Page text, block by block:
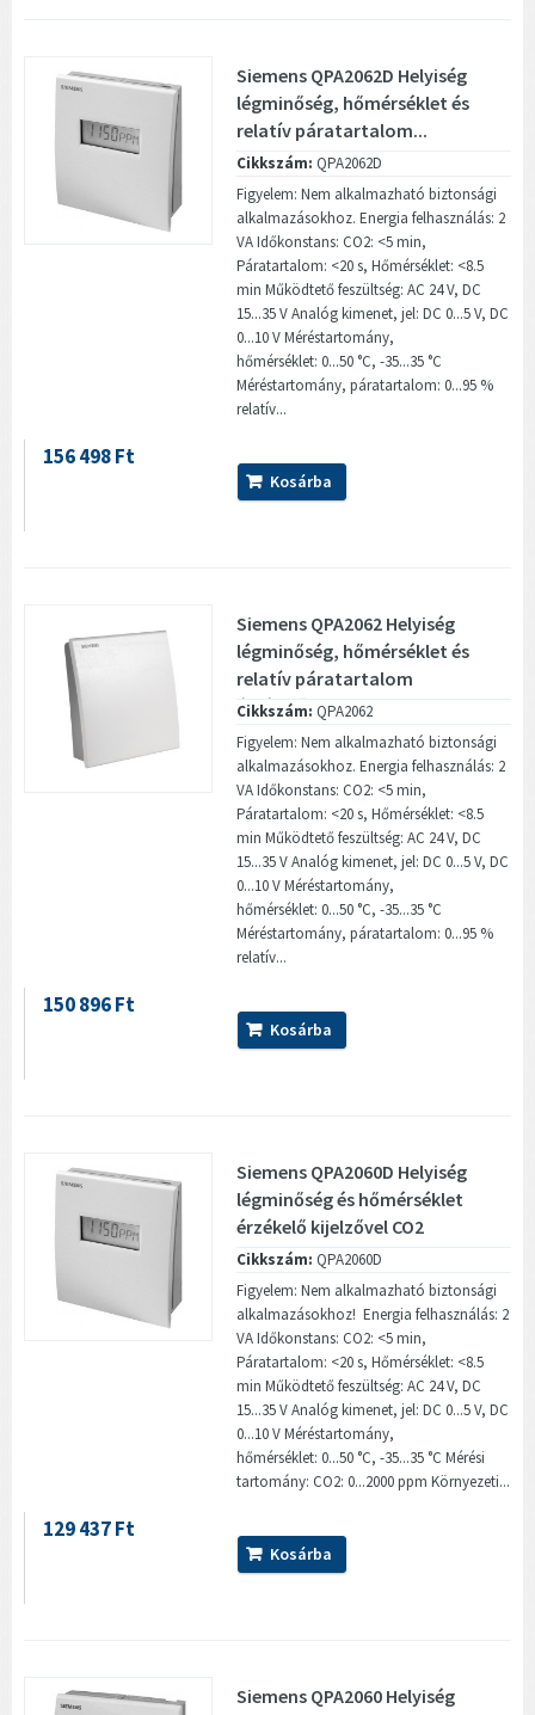
Siemens QPA2062D Helyiség
légminőség, hőmérséklet és
relatív páratartalom...
Cikkszám: QPA2062D
Figyelem: Nem alkalmazható biztonsági
alkalmazásokhoz. Energia felhasználás: 2
VA Időkonstans: CO2: <5 min,
Páratartalom: <20 s, Hőmérséklet: <8.5
min Működtető feszültség: AC 24 V, DC
15...35 V Analóg kimenet, jel: DC 0...5 V, DC
0...10 V Méréstartomány,
hőmérséklet: 0...50 °C, -35...35 °C
Méréstartomány, páratartalom: 0...95 %
relatív...
156 498 Ft
Kosárba
Siemens QPA2062 Helyiség
légminőség, hőmérséklet és
relatív páratartalom
érzékelő...
Cikkszám: QPA2062
Figyelem: Nem alkalmazható biztonsági
alkalmazásokhoz. Energia felhasználás: 2
VA Időkonstans: CO2: <5 min,
Páratartalom: <20 s, Hőmérséklet: <8.5
min Működtető feszültség: AC 24 V, DC
15...35 V Analóg kimenet, jel: DC 0...5 V, DC
0...10 V Méréstartomány,
hőmérséklet: 0...50 °C, -35...35 °C
Méréstartomány, páratartalom: 0...95 %
relatív...
150 896 Ft
Kosárba
Siemens QPA2060D Helyiség
légminőség és hőmérséklet
érzékelő kijelzővel CO2
Cikkszám: QPA2060D
Figyelem: Nem alkalmazható biztonsági
alkalmazásokhoz! Energia felhasználás: 2
VA Időkonstans: CO2: <5 min,
Páratartalom: <20 s, Hőmérséklet: <8.5
min Működtető feszültség: AC 24 V, DC
15...35 V Analóg kimenet, jel: DC 0...5 V, DC
0...10 V Méréstartomány,
hőmérséklet: 0...50 °C, -35...35 °C Mérési
tartomány: CO2: 0...2000 ppm Környezeti...
129 437 Ft
Kosárba
Siemens QPA2060 Helyiség